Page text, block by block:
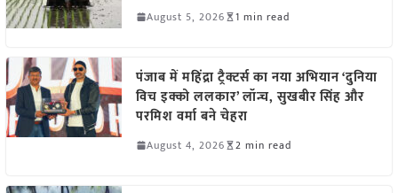
August 5, 2026 1 min read
पंजाब में महिंद्रा ट्रैक्टर्स का नया अभियान ‘दुनिया
विच इक्को ललकार’ लॉन्च, सुखबीर सिंह और
परमिश वर्मा बने चेहरा
August 4, 2026 2 min read